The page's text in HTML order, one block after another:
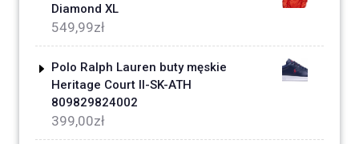
Diamond XL
549,99zł
Polo Ralph Lauren buty męskie
Heritage Court II-SK-ATH
809829824002
399,00zł